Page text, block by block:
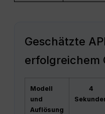
Geschätzte
erfolgreichem
Modell
und
Auflösung
4